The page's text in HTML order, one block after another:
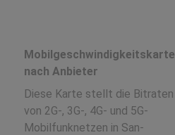
Mobilgeschwindigkeitskarte
nach Anbieter
Diese Karte stellt die Bitraten
von 2G-, 3G-, 4G- und 5G-
Mobilfunknetzen in San-